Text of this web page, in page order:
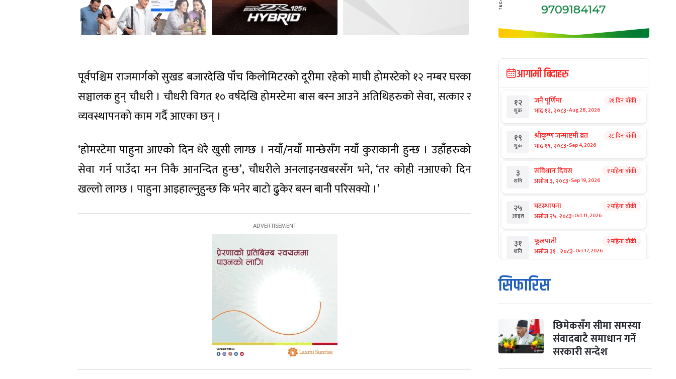
पूर्वपश्चिम राजमार्गको सुखड बजारदेखि पाँच किलोमिटरको दूरीमा रहेको माघी होमस्टेको १२ नम्बर घरका
सञ्चालक हुन् चौधरी । चौधरी विगत १० वर्षदेखि होमस्टेमा बास बस्न आउने अतिथिहरुको सेवा, सत्कार र
व्यवस्थापनको काम गर्दै आएका छन् ।
‘होमस्टेमा पाहुना आएको दिन धेरै खुसी लाग्छ । नयाँ/नयाँ मान्छेसँग नयाँ कुराकानी हुन्छ । उहाँहरुको
सेवा गर्न पाउँदा मन निकै आनन्दित हुन्छ’, चौधरीले अनलाइनखबरसँग भने, ‘तर कोही नआएको दिन
खल्लो लाग्छ । पाहुना आइहाल्नुहुन्छ कि भनेर बाटो ढुुकेर बस्न बानी परिसक्यो ।’
आगामी बिदाहरु
१२
शुक्र
जनै पूर्णिमा
भाद्र १२, २०८३-Aug 28, 2026
२१ दिन बाँकी
१९
शुक्र
श्रीकृष्ण जन्माष्टमी व्रत
भाद्र १९, २०८३-Sep 4, 2026
२८ दिन बाँकी
३
शनि
संविधान दिवस
असोज ३, २०८३-Sep 19, 2026
१ महिना बाँकी
२५
आइत
घटस्थापना
असोज २५, २०८३-Oct 11, 2026
२ महिना बाँकी
३१
शनि
फूलपाती
असोज ३१ , २०८३-Oct 17, 2026
२ महिना बाँकी
१
आइत
कार्तिक सङ्क्रान्ति
कार्तिक १, २०८३
मंगल कार्तिक ३, २०८३-Oct 20, 2026
४ विजयादशमी
कार्तिक ४, २०८३- Oct 21, 2026
२ महिना बाँकी
सिफारिस
छिमेकसँग सीमा समस्या
संवादबाटै समाधान गर्ने
सरकारी सन्देश